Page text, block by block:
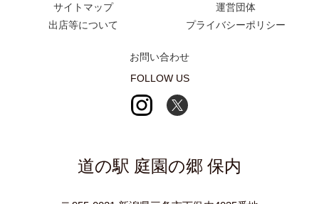
サイトマップ
運営団体
出店等について
プライバシーポリシー
お問い合わせ
FOLLOW US
道の駅 庭園の郷 保内